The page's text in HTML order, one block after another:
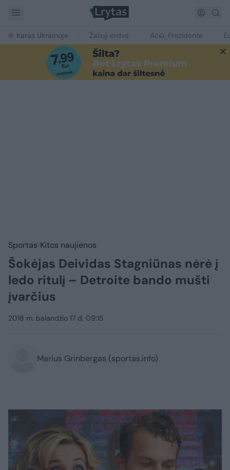
Karas Ukrainoje Žalioji erdvė Ačiū, Prezidente
Sportas Kitos naujienos
Šokėjas Deividas Stagniūnas nėrė į
ledo ritulį – Detroite bando mušti
įvarčius
2018 m. balandžio 17 d. 09:15
Marius Grinbergas (sportas.info)